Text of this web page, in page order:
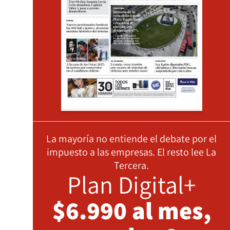
La mayoría no entiende el debate por el
impuesto a las empresas. El resto lee La
Tercera.
Plan Digital+
$6.990 al mes,